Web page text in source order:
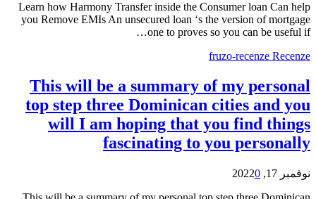
Learn how Harmony Transfer inside the Consumer loan Can help
you Remove EMIs An unsecured loan ‘s the version of mortgage
one to proves so you can be useful if…
fruzo-recenze Recenze
This will be a summary of my personal
top step three Dominican cities and you
will I am hoping that you find things
fascinating to you personally
نوفمبر 17, 2022
0